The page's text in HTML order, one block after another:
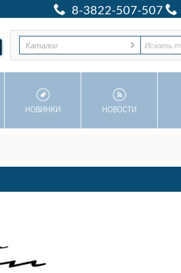
8-3822-507-507
Каталог
НОВИНКИ НОВОСТИ